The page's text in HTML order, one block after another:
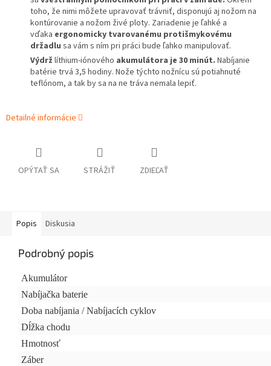
toho, že nimi môžete upravovať trávniť, disponujú aj nožom na
kontúrovanie a nožom živé ploty. Zariadenie je ľahké a
vďaka ergonomicky tvarovanému protišmykovému
držadlu sa vám s ním pri práci bude ľahko manipulovať.
Výdrž líthium-iónového akumulátora je 30 minút. Nabíjanie
batérie trvá 3,5 hodiny. Nože týchto nožnícu sú potiahnuté
teflónom, a tak by sa na ne tráva nemala lepiť.
Detailné informácie
OPÝTAŤ SA STRÁŽIŤ ZDIEĽAŤ
Popis Diskusia
Podrobný popis
Akumulátor
Nabíjačka baterie
Doba nabíjania / Nabíjacích cyklov
Dĺžka chodu
Hmotnosť
Záber